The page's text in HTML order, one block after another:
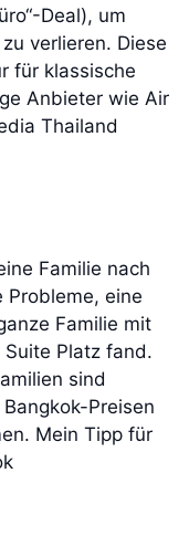
Deal), um
verlieren. Diese
für klassische
Anbieter wie Air
Thailand
Familie nach
Probleme, eine
Familie mit
Platz fand.
sind
Preisen
Mein Tipp für